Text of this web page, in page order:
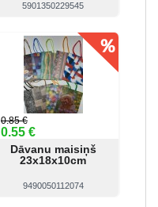
5901350229545
0.85 €
0.55 €
Dāvanu maisiņš
23x18x10cm
9490050112074